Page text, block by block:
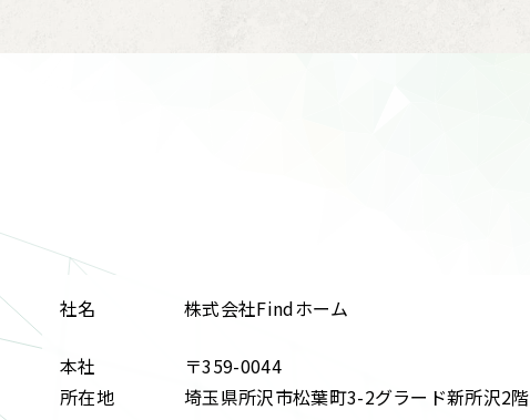
社名 株式会社Findホーム
本社
所在地
〒359-0044
埼玉県所沢市松葉町3-2グラード新所沢2階